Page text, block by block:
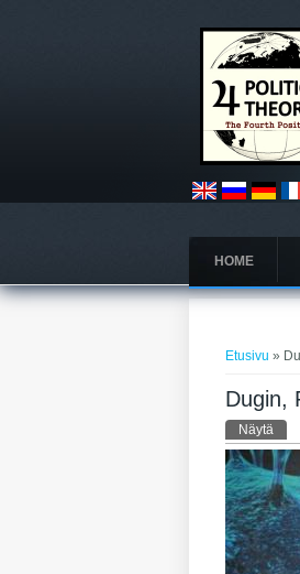
HOME
Etusivu »
Dugin,
Näytä